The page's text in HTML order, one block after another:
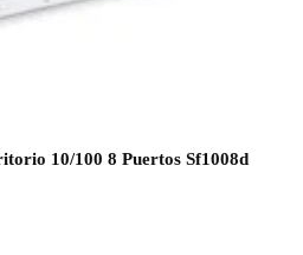
10/100 8 Puertos Sf1008d